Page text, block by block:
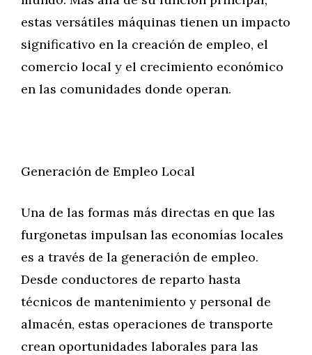
estas versátiles máquinas tienen un impacto
significativo en la creación de empleo, el
comercio local y el crecimiento económico
en las comunidades donde operan.
Generación de Empleo Local
Una de las formas más directas en que las
furgonetas impulsan las economías locales
es a través de la generación de empleo.
Desde conductores de reparto hasta
técnicos de mantenimiento y personal de
almacén, estas operaciones de transporte
crean oportunidades laborales para las